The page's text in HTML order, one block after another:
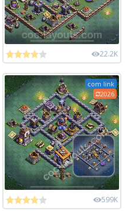
22.2K
com link
2026
599K